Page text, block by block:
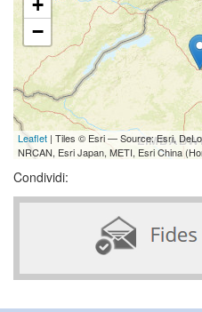
+
−
Leaflet | Tiles © Esri — Source: Esri,
NRCAN, Esri Japan, METI, Esri China
Condividi: